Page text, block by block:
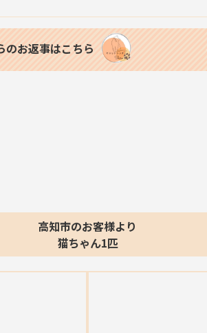
お返事はこちら
高知市のお客様より
猫ちゃん1匹